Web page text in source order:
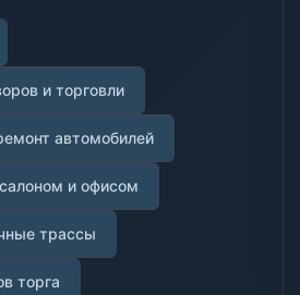
и торговли
автомобилей
и офисом
трассы
торга